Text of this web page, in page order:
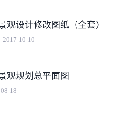
观设计修改图纸（全套）
2017-10-10
观规划总平面图
18